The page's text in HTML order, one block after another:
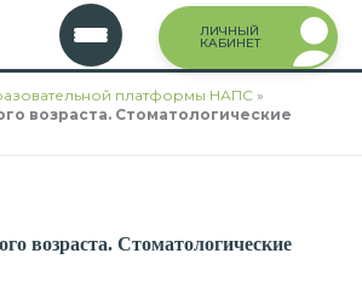
ЛИЧНЫЙ
КАБИНЕТ
платформы НАПС »
возраста. Стоматологические
возраста. Стоматологические